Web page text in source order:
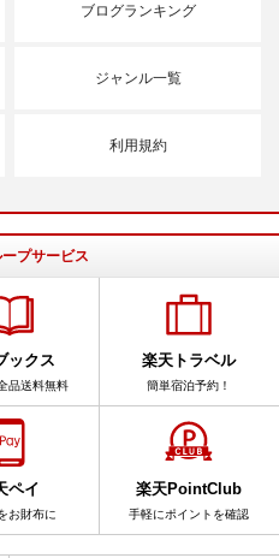
ブログランキング
ジャンル一覧
利用規約
プサービス
ックス
品送料無料
楽天トラベル
簡単宿泊予約！
ペイ
お財布に
楽天PointClub
手軽にポイントを確認